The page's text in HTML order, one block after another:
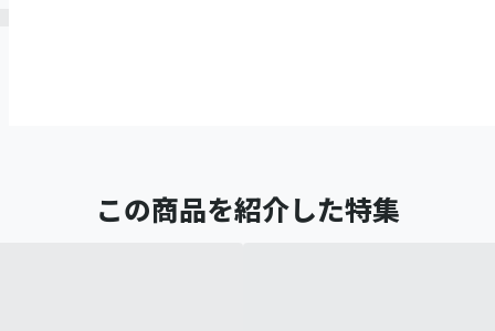
この商品を紹介した特集